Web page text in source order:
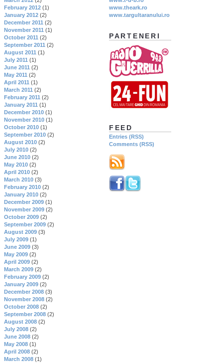
www.theark.ro
www.targultaranului.ro
PARTENERI
FEED
Entries (RSS)
Comments (RSS)
February 2012 (1)
January 2012 (2)
December 2011 (2)
November 2011 (1)
October 2011 (2)
September 2011 (2)
August 2011 (1)
July 2011 (1)
June 2011 (2)
May 2011 (2)
April 2011 (1)
March 2011 (2)
February 2011 (2)
January 2011 (1)
December 2010 (1)
November 2010 (1)
October 2010 (1)
September 2010 (2)
August 2010 (2)
July 2010 (2)
June 2010 (2)
May 2010 (2)
April 2010 (2)
March 2010 (3)
February 2010 (2)
January 2010 (2)
December 2009 (1)
November 2009 (2)
October 2009 (2)
September 2009 (2)
August 2009 (3)
July 2009 (1)
June 2009 (3)
May 2009 (2)
April 2009 (2)
March 2009 (2)
February 2009 (2)
January 2009 (2)
December 2008 (3)
November 2008 (2)
October 2008 (2)
September 2008 (2)
August 2008 (2)
July 2008 (2)
June 2008 (2)
May 2008 (1)
April 2008 (2)
March 2008 (1)